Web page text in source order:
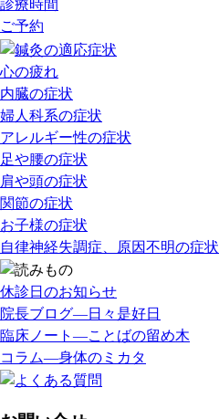
診療時間
ご予約
心の疲れ
内臓の症状
婦人科系の症状
アレルギー性の症状
足や腰の症状
肩や頭の症状
関節の症状
お子様の症状
自律神経失調症、原因不明の症状
休診日のお知らせ
院長ブログ―日々是好日
臨床ノート―ことばの留め木
コラム―身体のミカタ